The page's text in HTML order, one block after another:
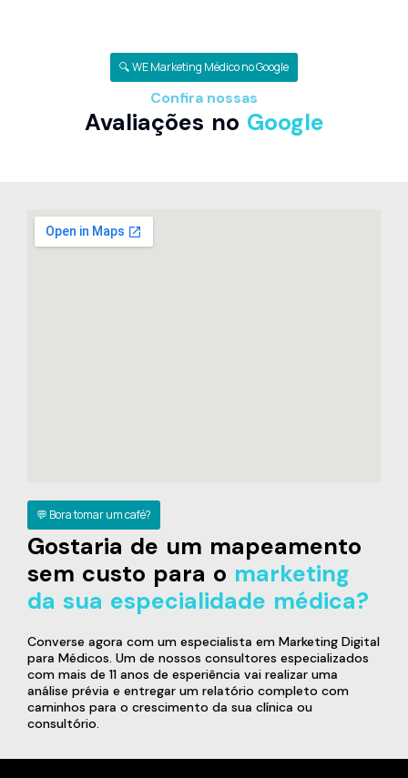
🔍 WE Marketing Médico no Google
Confira nossas
Avaliações no Google
💬 Bora tomar um café?
Gostaria de um mapeamento
sem custo para o marketing
da sua especialidade médica?
Converse agora com um especialista em Marketing Digital
para Médicos. Um de nossos consultores especializados
com mais de 11 anos de esperiência vai realizar uma
análise prévia e entregar um relatório completo com
caminhos para o crescimento da sua clínica ou
consultório.